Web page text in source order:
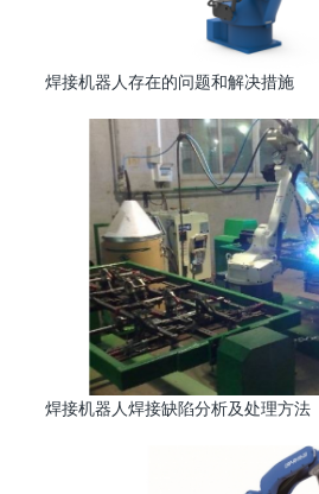
焊接机器人存在的问题和解决措施
焊接机器人焊接缺陷分析及处理方法